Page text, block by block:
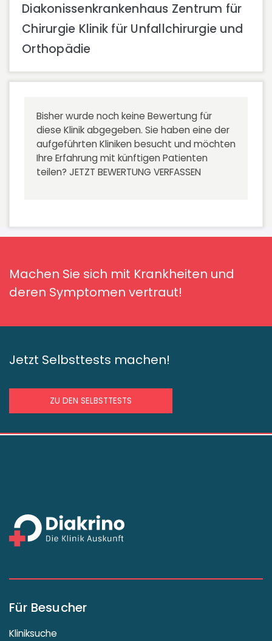
Diakonissenkrankenhaus Zentrum für
Chirurgie Klinik für Unfallchirurgie und
Orthopädie
Bisher wurde noch keine Bewertung für
diese Klinik abgegeben. Sie haben eine der
aufgeführten Kliniken besucht und möchten
Ihre Erfahrung mit künftigen Patienten
teilen? JETZT BEWERTUNG VERFASSEN
Machen Sie sich mit Krankheiten und
deren Symptomen vertraut!
Jetzt Selbsttests machen!
ZU DEN SELBSTTESTS
Für Besucher
Kliniksuche